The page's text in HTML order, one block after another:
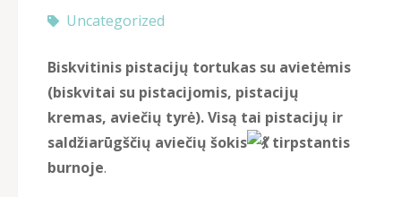
Uncategorized
Biskvitinis pistacijų tortukas su avietėmis
(biskvitai su pistacijomis, pistacijų
kremas, aviečių tyrė). Visą tai pistacijų ir
saldžiarūgščių aviečių šokis
tirpstantis
burnoje.